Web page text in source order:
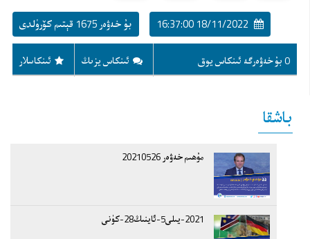
بۇ خەۋەر 1675 قېتىم كۆرۈلدى 18/11/2022 16:37:00
ئىنكاسلار ئىنكاس يزىڭ 0 بۇ خەۋەرگە ئىنكاس يوق
باشقا
مۇھىم خەۋەر 20210526
2021-يىلى5-ئاينىڭ28-كۈنى